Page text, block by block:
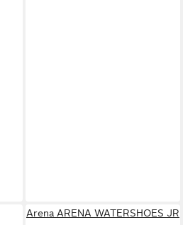
Arena ARENA WATERSHOES JR